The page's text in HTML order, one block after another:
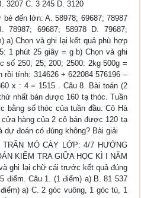
3207 C. 3 245 D. 3120
đến lớn: A. 58978; 69687; 78987
78987; 69687; 58978 D. 79687;
a) Chọn và ghi lại kết quả phù hợp
1 phút 25 giây = g b) Chọn và ghi
số 250; 25; 200; 2500: 2kg 500g =
tính: 314626 + 622084 576196 –
x : 4 = 1515 . Câu 8. Bài toán (2
nhất bán được 160 tạ thóc. Tuần
bằng số thóc của tuần đầu. Cô Hà
hàng của 2 cô bán được 120 tạ
đoán có đúng không? Bài giải
MỎ CÀY LỚP: 4/7 HƯỚNG
KIỂM TRA GIỮA HỌC KÌ I NĂM
ghi lại chữ cái trước kết quả đúng
điểm. Câu 1. (1 điểm) a) B. 81 537
a) C. 2 góc vuông, 1 góc tù, 1